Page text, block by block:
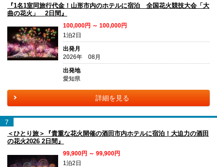
『1名1室同旅行代金！山形市内のホテルに宿泊 全国花火競技大会「大
曲の花火」 2日間』
100,000円 ～ 100,000円
1泊2日
出発月
2026年 08月
出発地
愛知県
詳細を見る
7
＜ひとり旅＞『貴重な花火開催の酒田市内ホテルに宿泊！大迫力の酒田
の花火2026 2日間』
99,900円 ～ 99,900円
1泊2日